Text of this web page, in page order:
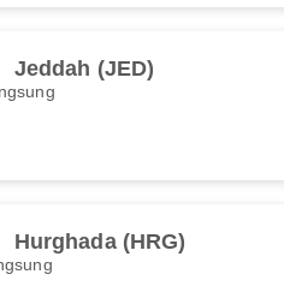
Jeddah (JED)
Hurghada (HRG)